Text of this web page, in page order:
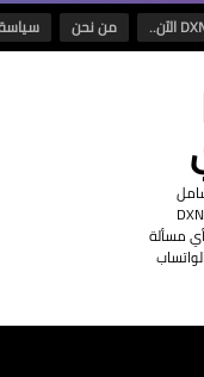
من نحن
العبيدي.. يمكنكم التعرف مباشر على شركة DXN
مسألة